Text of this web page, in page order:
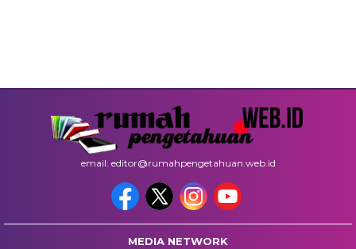
email: editor@rumahpengetahuan.web.id
MEDIA NETWORK